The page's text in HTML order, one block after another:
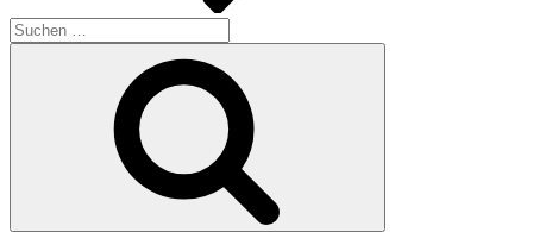
Suchen
nach: